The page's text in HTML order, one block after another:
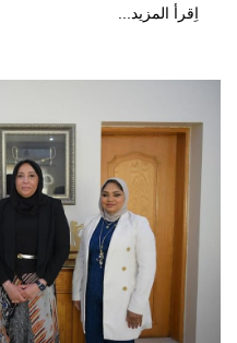
اِقرأ المزيد...